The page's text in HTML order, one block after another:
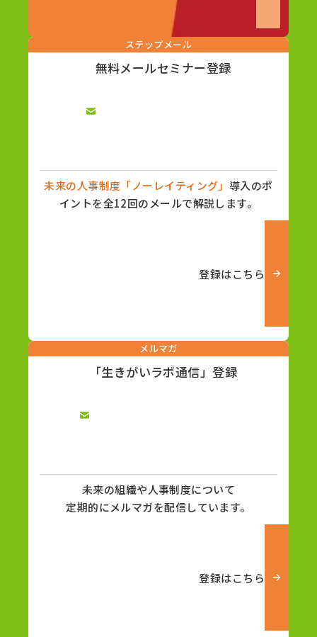
ステップメール
無料メールセミナー登録
未来の人事制度「ノーレイティング」 導入のポ
イントを全12回のメールで解説します。
登録はこちら
メルマガ
「生きがいラボ通信」登録
未来の組織や人事制度について
定期的にメルマガを配信しています。
登録はこちら